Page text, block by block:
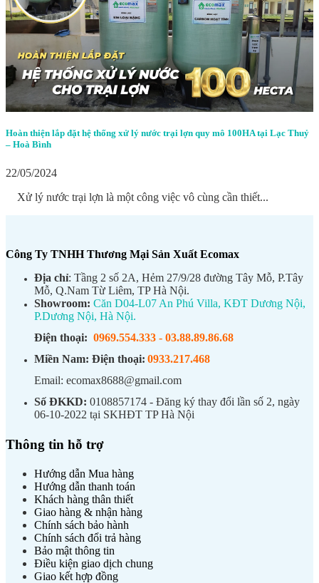
Hoàn thiện lắp đặt hệ thống xử lý nước trại lợn quy mô 100HA tại Lạc Thuỷ
– Hoà Bình
22/05/2024
Xử lý nước trại lợn là một công việc vô cùng cần thiết...
Công Ty TNHH Thương Mại Sản Xuất Ecomax
Địa chỉ: Tầng 2 số 2A, Hẻm 27/9/28 đường Tây Mỗ, P.Tây
Mỗ, Q.Nam Từ Liêm, TP Hà Nội.
Showroom: Căn D04-L07 An Phú Villa, KĐT Dương Nội,
P.Dương Nội, Hà Nội.
Điện thoại: 0969.554.333 - 03.88.89.86.68
Miền Nam: Điện thoại: 0933.217.468
Email: ecomax8688@gmail.com
Số ĐKKD: 0108857174 - Đăng ký thay đổi lần số 2, ngày
06-10-2022 tại SKHĐT TP Hà Nội
Thông tin hỗ trợ
Hướng dẫn Mua hàng
Hướng dẫn thanh toán
Khách hàng thân thiết
Giao hàng & nhận hàng
Chính sách bảo hành
Chính sách đổi trả hàng
Bảo mật thông tin
Điều kiện giao dịch chung
Giao kết hợp đồng